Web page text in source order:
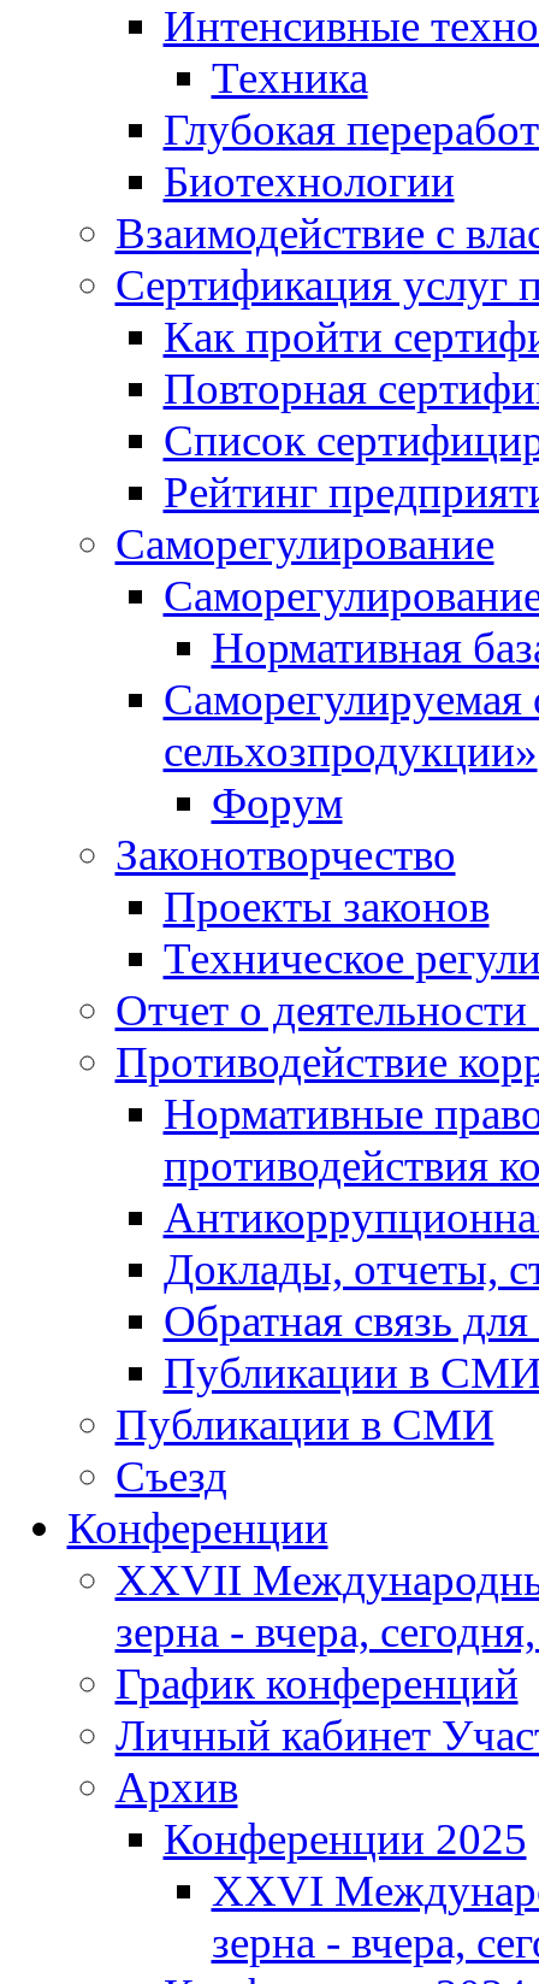
Интенсивные
Техника
Глубокая
Биотехнологии
Взаимодействие с
Сертификация услуг
Как пройти
Повторная
Список
Рейтинг
Саморегулирование
Нормативная
Саморегулируемая
сельхозпродукции»
Форум
Законотворчество
Проекты законов
Техническое
Отчет о
Противодействие
Нормативные
противодействия
Доклады, отчеты,
Обратная связь
Публикации в
Публикации в СМИ
Съезд
Конференции
XXVII
зерна - вчера,
График конференций
Личный кабинет
Архив
Конференции 2025
XXVI
зерна - вчера,